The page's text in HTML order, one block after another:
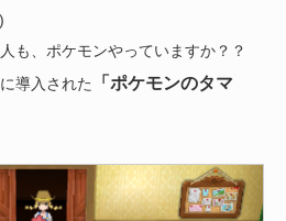
も、ポケモンやっていますか？？
導入された
「ポケモンのタマ